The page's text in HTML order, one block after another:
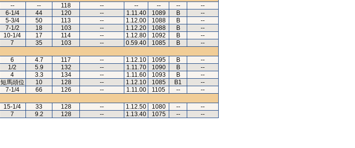
-- -- 118 -- -- -- --
--
6-1/4 44 120 -- 1.11.40 1089 B
--
5-3/4 50 113 -- 1.12.00 1088 B
--
7-1/2 18 103 -- 1.12.20 1088 B
--
10-1/4 17 114 -- 1.12.80 1092 B
--
7 35 103 -- 0.59.40 1085 B
--
6 4.7 117 -- 1.12.10 1095 B
--
1/2 5.9 132 -- 1.11.70 1090 B
--
4 3.3 134 -- 1.11.60 1093 B
--
短馬頭位 10 128 -- 1.12.10 1085 B1
--
7-1/4 66 126 -- 1.11.00 1105 --
--
15-1/4 33 128 -- 1.12.50 1080 --
--
7 9.2 128 -- 1.13.40 1075 -- --